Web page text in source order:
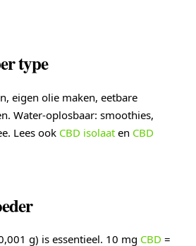
type
eigen olie maken, eetbare
Water-oplosbaar: smoothies,
Lees ook CBD isolaat en CBD
g) is essentieel. 10 mg CBD =